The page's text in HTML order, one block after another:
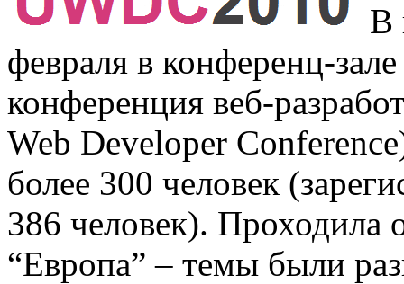
В
февраля в конференц-
конференция веб-
Web Developer
более 300 человек
386 человек). Проходила
“Европа” – темы были